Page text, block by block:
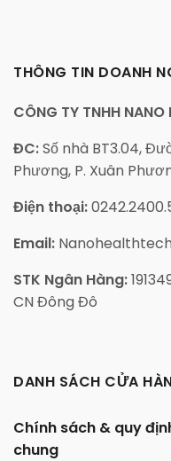
THÔNG TIN DOANH
CÔNG TY TNHH NANO
ĐC:Số nhà BT3.04,
Phương, P. Xuân
Điện thoại:
Email:
STK Ngân Hàng:
CN Đông Đô
DANH SÁCH CỬA
Chính sách & quy
chung